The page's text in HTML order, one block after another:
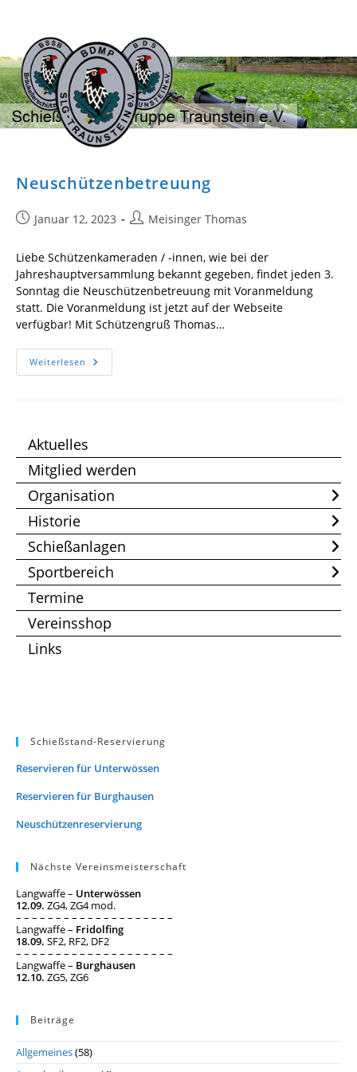
springen
Neuschützenbetreuung
BeitragJanuar 12, 2023
Beitrags-
Meisinger Thomas
Liebe Schützenkameraden / -innen, wie bei der
Jahreshauptversammlung bekannt gegeben, findet jeden 3.
Sonntag die Neuschützenbetreuung mit Voranmeldung
statt. Die Voranmeldung ist jetzt auf der Webseite
verfügbar! Mit Schützengruß Thomas…
Weiterlesen Neuschützenbetreuung
Aktuelles
Mitglied werden
Organisation
Historie
Schießanlagen
Sportbereich
Termine
Vereinsshop
Links
Schießstand-Reservierung
Reservieren für Unterwössen
Reservieren für Burghausen
Neuschützenreservierung
Nächste Vereinsmeisterschaft
Langwaffe – Unterwössen
12.09. ZG4, ZG4 mod.
– – – – – – – – – – – – – – – – – – – –
Langwaffe – Fridolfing
18.09. SF2, RF2, DF2
– – – – – – – – – – – – – – – – – – – –
Langwaffe – Burghausen
12.10. ZG5, ZG6
Beiträge
Allgemeines(58)